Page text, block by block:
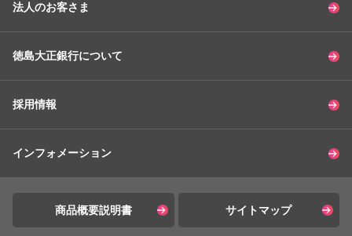
法人のお客さま
徳島大正銀行について
採用情報
インフォメーション
商品概要説明書 サイトマップ